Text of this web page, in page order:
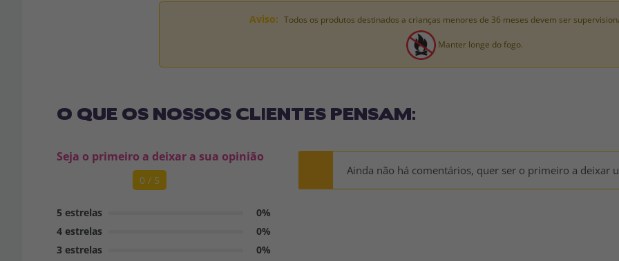
Aviso: Todos os produtos destinados a crianças menores de 36 meses devem ser
Manter longe do fogo.
O QUE OS NOSSOS CLIENTES PENSAM:
Seja o primeiro a deixar a sua opinião
0 / 5
5 estrelas
0%
4 estrelas
0%
3 estrelas
0%
Ainda não há comentários, quer ser o primeiro a deixar